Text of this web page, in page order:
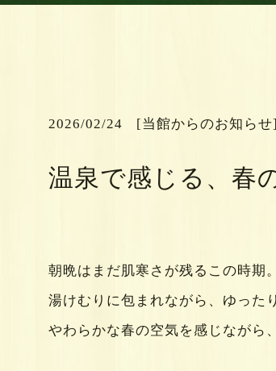
2026/02/24 [当館からのお知らせ]
温泉で感じる、春
朝晩はまだ肌寒さが残るこの時期。
湯けむりに包まれながら、ゆった
やわらかな春の空気を感じながら